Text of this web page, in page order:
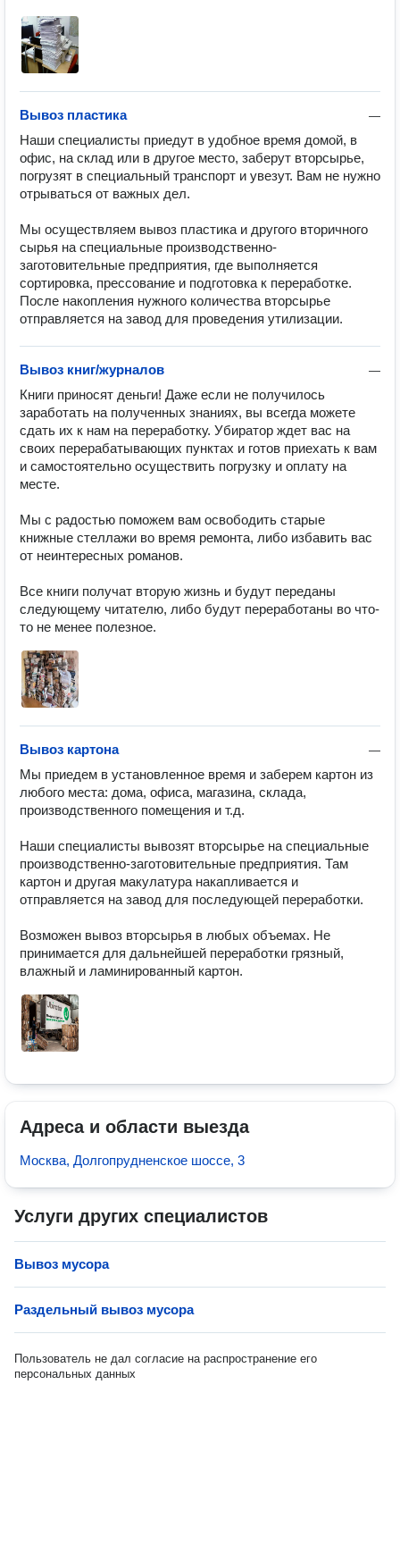
—
Вывоз пластика
Наши специалисты приедут в удобное время домой, в
офис, на склад или в другое место, заберут вторсырье,
погрузят в специальный транспорт и увезут. Вам не нужно
отрываться от важных дел.
Мы осуществляем вывоз пластика и другого вторичного
сырья на специальные производственно-
заготовительные предприятия, где выполняется
сортировка, прессование и подготовка к переработке.
После накопления нужного количества вторсырье
отправляется на завод для проведения утилизации.
—
Вывоз книг/журналов
Книги приносят деньги! Даже если не получилось
заработать на полученных знаниях, вы всегда можете
сдать их к нам на переработку. Убиратор ждет вас на
своих перерабатывающих пунктах и готов приехать к вам
и самостоятельно осуществить погрузку и оплату на
месте.
Мы с радостью поможем вам освободить старые
книжные стеллажи во время ремонта, либо избавить вас
от неинтересных романов.
Все книги получат вторую жизнь и будут переданы
следующему читателю, либо будут переработаны во что-
то не менее полезное.
—
Вывоз картона
Мы приедем в установленное время и заберем картон из
любого места: дома, офиса, магазина, склада,
производственного помещения и т.д.
Наши специалисты вывозят вторсырье на специальные
производственно-заготовительные предприятия. Там
картон и другая макулатура накапливается и
отправляется на завод для последующей переработки.
Возможен вывоз вторсырья в любых объемах. Не
принимается для дальнейшей переработки грязный,
влажный и ламинированный картон.
Адреса и области выезда
Москва, Долгопрудненское шоссе, 3
Услуги других специалистов
Вывоз мусора
Раздельный вывоз мусора
Пользователь не дал согласие на распространение его
персональных данных